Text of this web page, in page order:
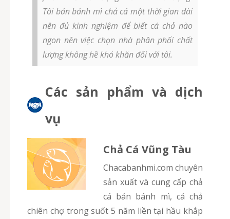
Tôi bán bánh mì chả cá một thời gian dài
nên đủ kinh nghiệm để biết cá chả nào
ngon nên việc chọn nhà phân phối chất
lượng không hề khó khăn đối với tôi.
Các sản phẩm và dịch
vụ
Chả Cá Vũng Tàu
chacabanhmi.com chuyên
sản xuất và cung cấp chả
cá bán bánh mì, cá chả
chiên chợ trong suốt 5 năm liền tại hầu khắp